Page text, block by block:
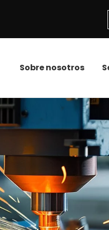
Sobre nosotros